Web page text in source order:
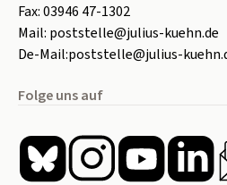
Fax:03946 47-1302
Mail: poststelle@julius-kuehn.de
De-Mail:poststelle@julius-
Folge uns auf